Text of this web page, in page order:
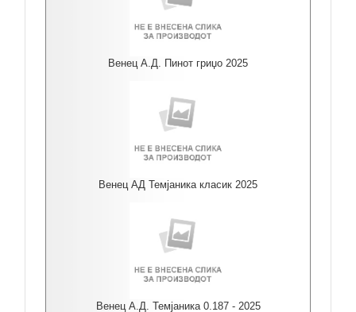
Венец А.Д. Пинот гриџо 2025
Венец АД Темјаника класик 2025
Венец А.Д. Темјаника 0.187 - 2025